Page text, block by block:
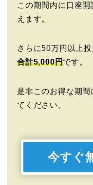
この期間内に口座開
えます。
さらに50万円以上
合計5,000円です。
是非このお得な期
てください。
今すぐ